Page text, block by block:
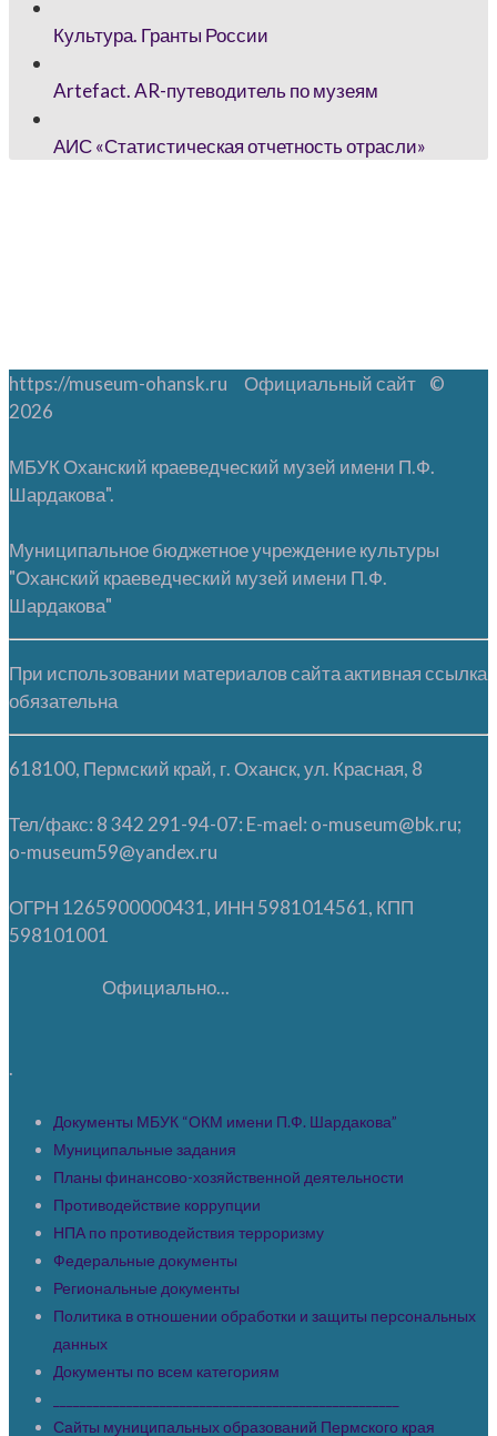
Культура. Гранты России
Artefact. AR-путеводитель по музеям
АИС «Статистическая отчетность отрасли»
https://museum-ohansk.ru Официальный сайт ©
2026
МБУК Оханский краеведческий музей имени П.Ф.
Шардакова".
Муниципальное бюджетное учреждение культуры
"Оханский краеведческий музей имени П.Ф.
Шардакова"
При использовании материалов сайта активная ссылка
обязательна
618100, Пермский край, г. Оханск, ул. Красная, 8
Тел/факс: 8 342 291-94-07: E-mael: o-museum@bk.ru;
o-museum59@yandex.ru
ОГРН 1265900000431, ИНН 5981014561, КПП
598101001
Официально...
.
Документы МБУК “ОКМ имени П.Ф. Шардакова”
Муниципальные задания
Планы финансово-хозяйственной деятельности
Противодействие коррупции
НПА по противодействия терроризму
Федеральные документы
Региональные документы
Политика в отношении обработки и защиты персональных
данных
Документы по всем категориям
Сайты муниципальных образований Пермского края